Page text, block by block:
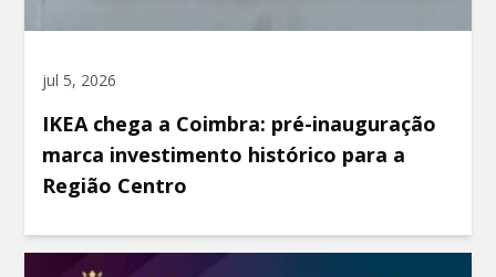
jul 5, 2026
IKEA chega a Coimbra: pré-inauguração
marca investimento histórico para a
Região Centro